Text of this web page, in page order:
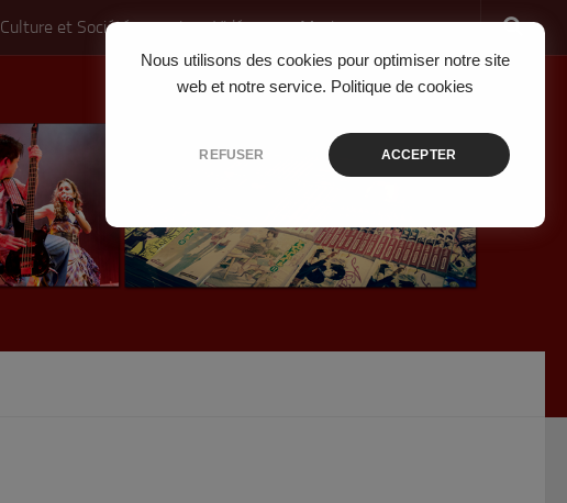
Nous utilisons des cookies pour optimiser notre site
web et notre service. Politique de cookies
REFUSER ACCEPTER
Culture et Société Jeux Vidéo Musique